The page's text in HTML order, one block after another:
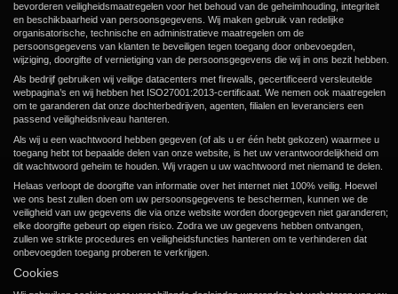
bevorderen veiligheidsmaatregelen voor het behoud van de geheimhouding, integriteit
en beschikbaarheid van persoonsgegevens. Wij maken gebruik van redelijke
organisatorische, technische en administratieve maatregelen om de
persoonsgegevens van klanten te beveiligen tegen toegang door onbevoegden,
wijziging, doorgifte of vernietiging van de persoonsgegevens die wij in ons bezit hebben.
Als bedrijf gebruiken wij veilige datacenters met firewalls, gecertificeerd versleutelde
webpagina’s en wij hebben het ISO27001:2013-certificaat. We nemen ook maatregelen
om te garanderen dat onze dochterbedrijven, agenten, filialen en leveranciers een
passend veiligheidsniveau hanteren.
Als wij u een wachtwoord hebben gegeven (of als u er één hebt gekozen) waarmee u
toegang hebt tot bepaalde delen van onze website, is het uw verantwoordelijkheid om
dit wachtwoord geheim te houden. Wij vragen u uw wachtwoord met niemand te delen.
Helaas verloopt de doorgifte van informatie over het internet niet 100% veilig. Hoewel
we ons best zullen doen om uw persoonsgegevens te beschermen, kunnen we de
veiligheid van uw gegevens die via onze website worden doorgegeven niet garanderen;
elke doorgifte gebeurt op eigen risico. Zodra we uw gegevens hebben ontvangen,
zullen we strikte procedures en veiligheidsfuncties hanteren om te verhinderen dat
onbevoegden toegang proberen te verkrijgen.
Cookies